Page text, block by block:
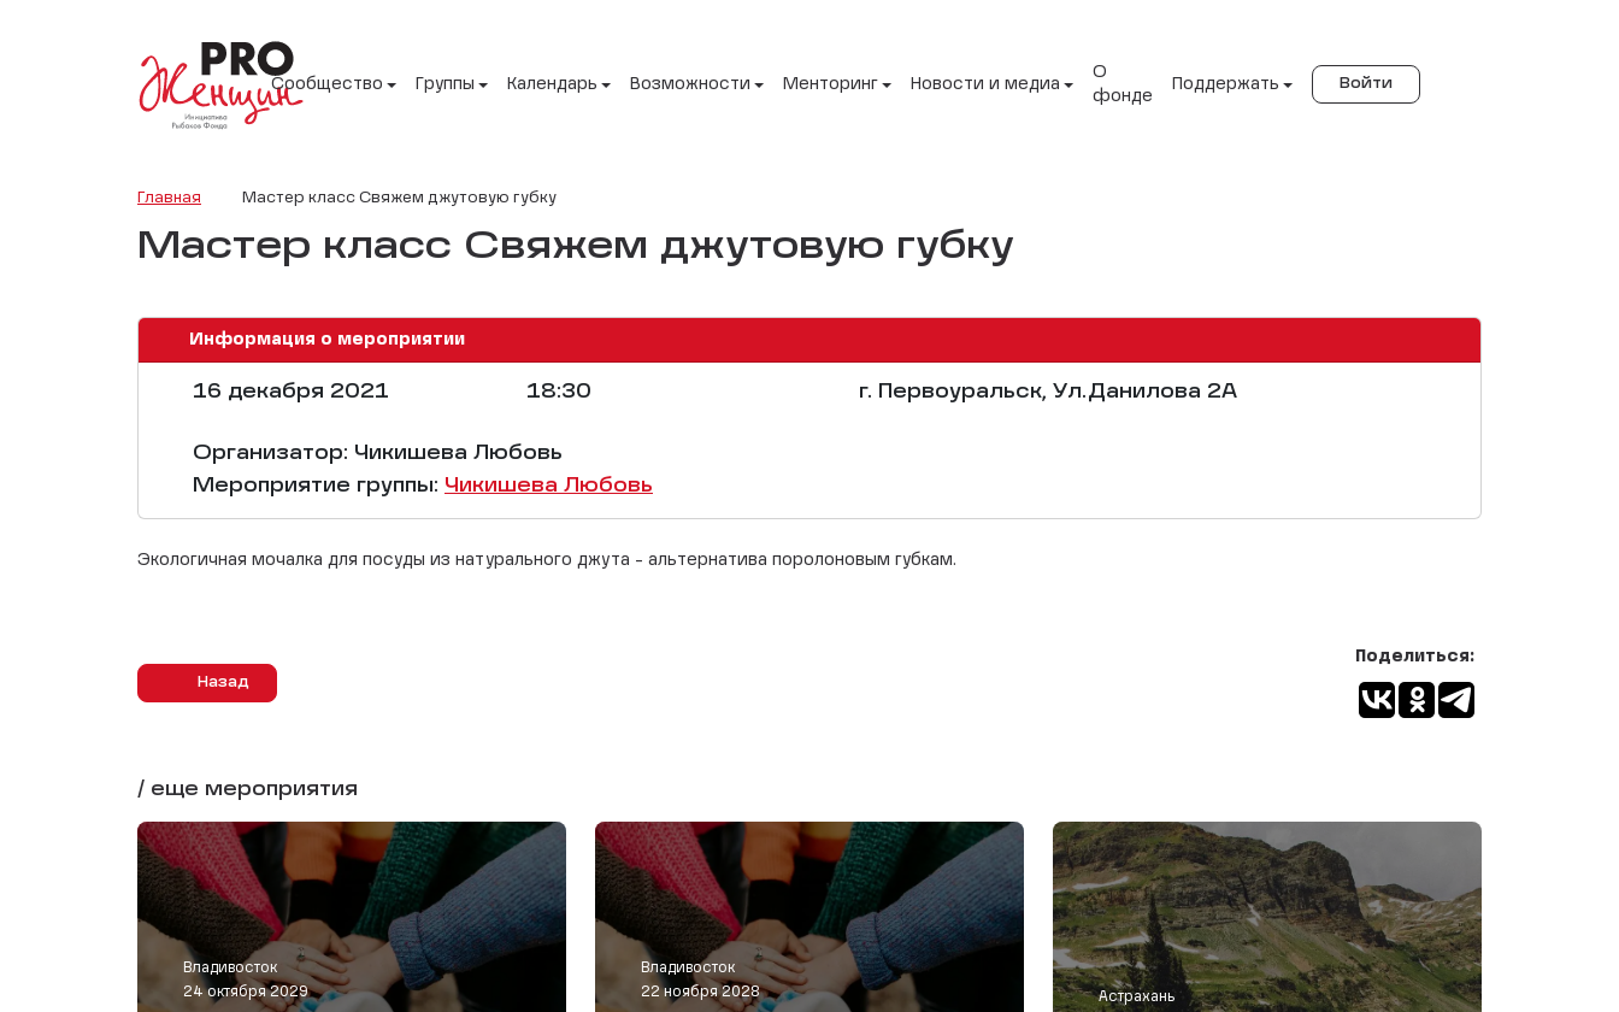
Сообщество Группы Календарь Возможности Менторинг Новости и медиа
О
фонде
Поддержать Войти
Главная Мастер класс Свяжем джутовую губку
Мастер класс Свяжем джутовую губку
Информация о мероприятии
16 декабря 2021 18:30 г. Первоуральск, Ул.Данилова 2А
Организатор: Чикишева Любовь
Мероприятие группы: Чикишева Любовь
Экологичная мочалка для посуды из натурального джута - альтернатива поролоновым губкам.
Назад
Поделиться:
/ еще мероприятия
Владивосток
24 октября 2029
Владивосток
22 ноября 2028
Астрахань